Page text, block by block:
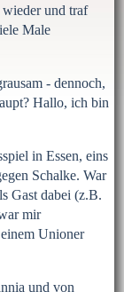
und traf
Male
- dennoch,
Hallo, ich bin
in Essen, eins
Schalke. War
Gast dabei (z.B.
mir
Unioner
und von